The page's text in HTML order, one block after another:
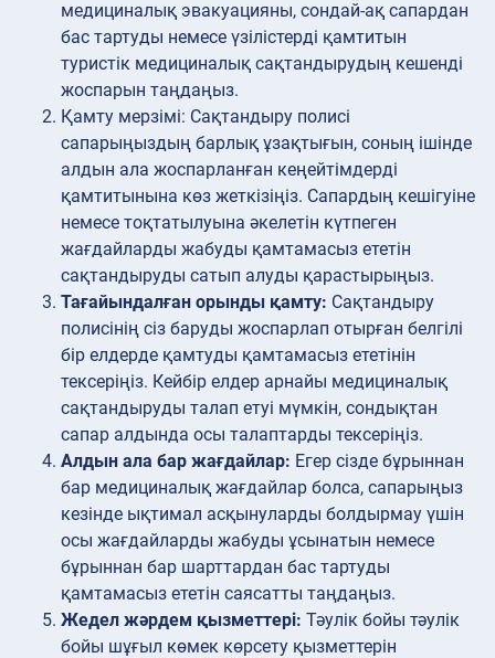
медициналық эвакуацияны, сондай-ақ сапардан
бас тартуды немесе үзілістерді қамтитын
туристік медициналық сақтандырудың кешенді
жоспарын таңдаңыз.
Қамту мерзімі: Сақтандыру полисі
сапарыңыздың барлық ұзақтығын, соның ішінде
алдын ала жоспарланған кеңейтімдерді
қамтитынына көз жеткізіңіз. Сапардың кешігуіне
немесе тоқтатылуына әкелетін күтпеген
жағдайларды жабуды қамтамасыз ететін
сақтандыруды сатып алуды қарастырыңыз.
Тағайындалған орынды қамту: Сақтандыру
полисінің сіз баруды жоспарлап отырған белгілі
бір елдерде қамтуды қамтамасыз ететінін
тексеріңіз. Кейбір елдер арнайы медициналық
сақтандыруды талап етуі мүмкін, сондықтан
сапар алдында осы талаптарды тексеріңіз.
Алдын ала бар жағдайлар: Егер сізде бұрыннан
бар медициналық жағдайлар болса, сапарыңыз
кезінде ықтимал асқынуларды болдырмау үшін
осы жағдайларды жабуды ұсынатын немесе
бұрыннан бар шарттардан бас тартуды
қамтамасыз ететін саясатты таңдаңыз.
Жедел жәрдем қызметтері: Тәулік бойы тәулік
бойы шұғыл көмек көрсету қызметтерін